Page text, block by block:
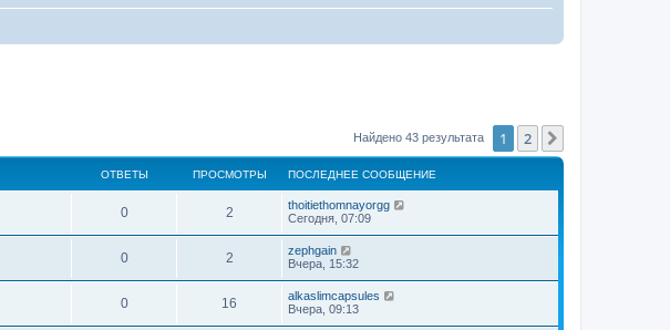
Найдено 43 результата 1 2
ОТВЕТЫ ПРОСМОТРЫ ПОСЛЕДНЕЕ СООБЩЕНИЕ
0 2
thoitiethomnayorgg
Сегодня, 07:09
0 2
zephgain
Вчера, 15:32
0 16
alkaslimcapsules
Вчера, 09:13